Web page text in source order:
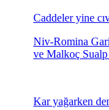
Caddeler yine
Niv-Romina
ve Malkoç Sualp
Kar yağarken